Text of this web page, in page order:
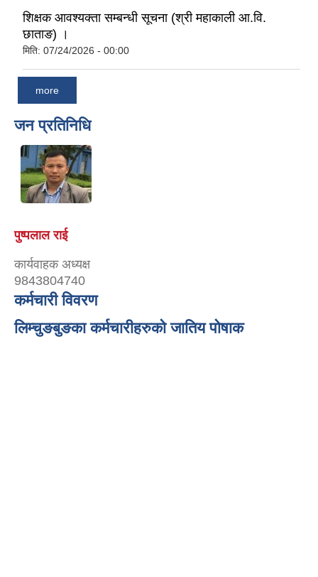
शिक्षक आवश्यक्ता सम्बन्धी सूचना (श्री महाकाली आ.वि.
छाताङ) ।
मिति: 07/24/2026 - 00:00
more
जन प्रतिनिधि
पुष्पलाल राई
कार्यवाहक अध्यक्ष
9843804740
कर्मचारी विवरण
लिम्चुङबुङका कर्मचारीहरुको जातिय पोषाक